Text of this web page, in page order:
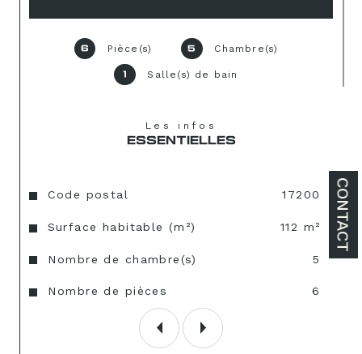
CONTACT
6 Pièce(s) 5 Chambre(s)
1 Salle(s) de bain
Les infos
ESSENTIELLES
Caractéristiques Valeurs
Code postal 17200
Surface habitable (m²) 112 m²
Nombre de chambre(s) 5
Nombre de pièces 6